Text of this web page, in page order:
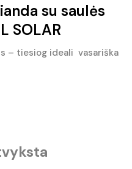
su saulės
SOLAR
– tiesiog ideali vasariška